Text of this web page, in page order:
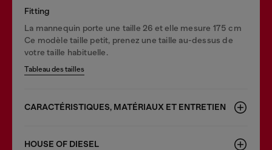
Fitting
La mannequin porte une taille 26 et elle mesure 175 cm
Ce modèle taille petit, prenez une taille au-dessus de
votre taille habituelle.
Tableau des tailles
CARACTÉRISTIQUES, MATÉRIAUX ET ENTRETIEN
HOUSE OF DIESEL